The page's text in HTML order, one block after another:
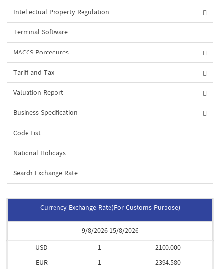
Intellectual Property Regulation
Terminal Software
MACCS Porcedures
Tariff and Tax
Valuation Report
Business Specification
Code List
National Holidays
Search Exchange Rate
Currency Exchange Rate(For Customs Purpose)
9/8/2026-15/8/2026
USD
EUR
1
1
2100.000
2394.580